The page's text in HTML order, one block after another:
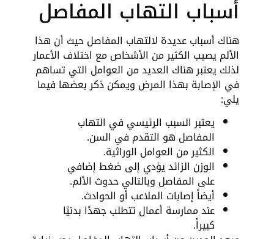
أسباب التهاب المفاصل
هناك أسباب عديدة لالتهاب المفاصل حيث أن هذا
الألم يصيب الكثير من الأشخاص مع اختلاف الأعمار
لذلك يعتبر هناك العديد من العوامل التي تساهم
في الإصابة بهذا المرض ويمكن ذكر بعضها فيما
يلي:
يعتبر السبب الرئيسي في التهاب
المفاصل هو التقدم في السن.
الكثير من العوامل الوراثية.
الوزن الزائد يؤدي إلى ضغط إضافي
على المفاصل وبالتالي حدوث الألم.
أيضاً إصابات الملاعب أو الحوادث.
عند ممارسة أعمال تتطلب جهدًا بدنيًا
كبيراً.